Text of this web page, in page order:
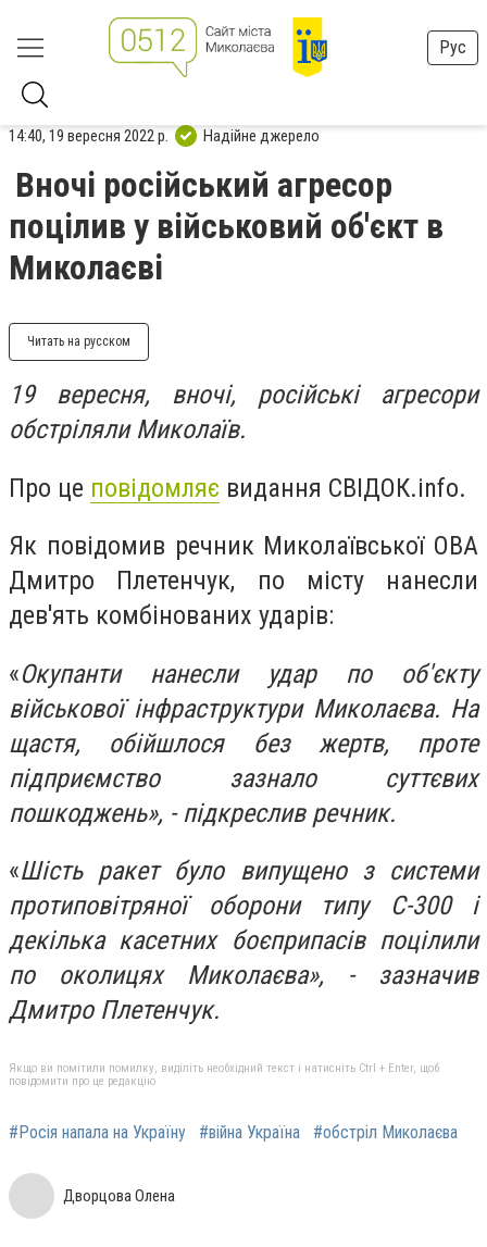
Рус
14:40, 19 вересня 2022 р. Надійне джерело
Вночі російський агресор
поцілив у військовий об'єкт в
Миколаєві
Читать на русском
19 вересня, вночі, російські агресори
обстріляли Миколаїв.
Про це повідомляє видання СВІДОК.info.
Як повідомив речник Миколаївської ОВА
Дмитро Плетенчук, по місту нанесли
дев'ять комбінованих ударів:
«Окупанти нанесли удар по об'єкту
військової інфраструктури Миколаєва. На
щастя, обійшлося без жертв, проте
підприємство зазнало суттєвих
пошкоджень», - підкреслив речник.
«Шість ракет було випущено з системи
протиповітряної оборони типу С-300 і
декілька касетних боєприпасів поцілили
по околицях Миколаєва», - зазначив
Дмитро Плетенчук.
Якщо ви помітили помилку, виділіть необхідний текст і натисніть Ctrl + Enter, щоб
повідомити про це редакцію
#Росія напала на Україну #війна Україна #обстріл Миколаєва
Дворцова Олена